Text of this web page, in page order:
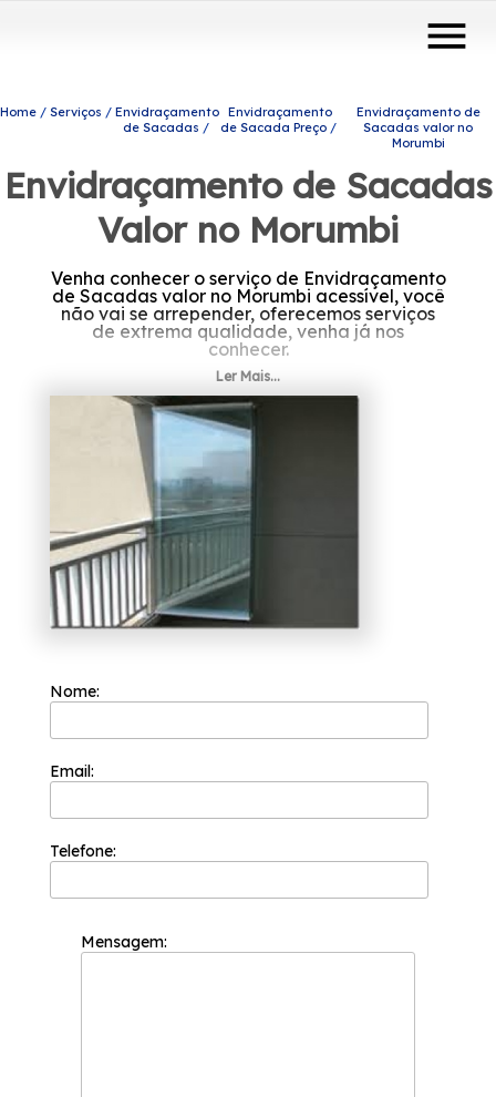
menu
Home Serviços
Envidraçamento
de Sacadas
Envidraçamento
de Sacada Preço
Envidraçamento de
Sacadas valor no
Morumbi
Envidraçamento de Sacadas
Valor no Morumbi
Venha conhecer o serviço de Envidraçamento
de Sacadas valor no Morumbi acessível, você
não vai se arrepender, oferecemos serviços
de extrema qualidade, venha já nos
conhecer.
Se está precisando de Envidraçamento de
Sacadas valor no Morumbi, A solução que
você busca ao se interessar por engenharia
de vidros para o seu caso, pode ser
encontrada através da empresa Protavi
Vidros. Conosco você encontra profissionais
especializados e qualificados, entre em
contato.
Ler Mais...
Nome:
Email:
Telefone:
Mensagem: